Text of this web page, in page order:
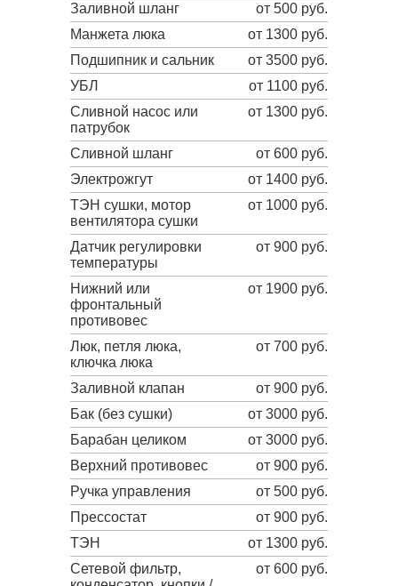
Заливной шланг
от 500 руб.
Манжета люка
от 1300 руб.
Подшипник и сальник
от 3500 руб.
УБЛ
от 1100 руб.
Сливной насос или
патрубок
от 1300 руб.
Сливной шланг
от 600 руб.
Электрожгут
от 1400 руб.
ТЭН сушки, мотор
вентилятора сушки
от 1000 руб.
Датчик регулировки
температуры
от 900 руб.
Нижний или
фронтальный
противовес
от 1900 руб.
Люк, петля люка,
ключка люка
от 700 руб.
Заливной клапан
от 900 руб.
Бак (без сушки)
от 3000 руб.
Барабан целиком
от 3000 руб.
Верхний противовес
от 900 руб.
Ручка управления
от 500 руб.
Прессостат
от 900 руб.
ТЭН
от 1300 руб.
Сетевой фильтр,
от 600 руб.